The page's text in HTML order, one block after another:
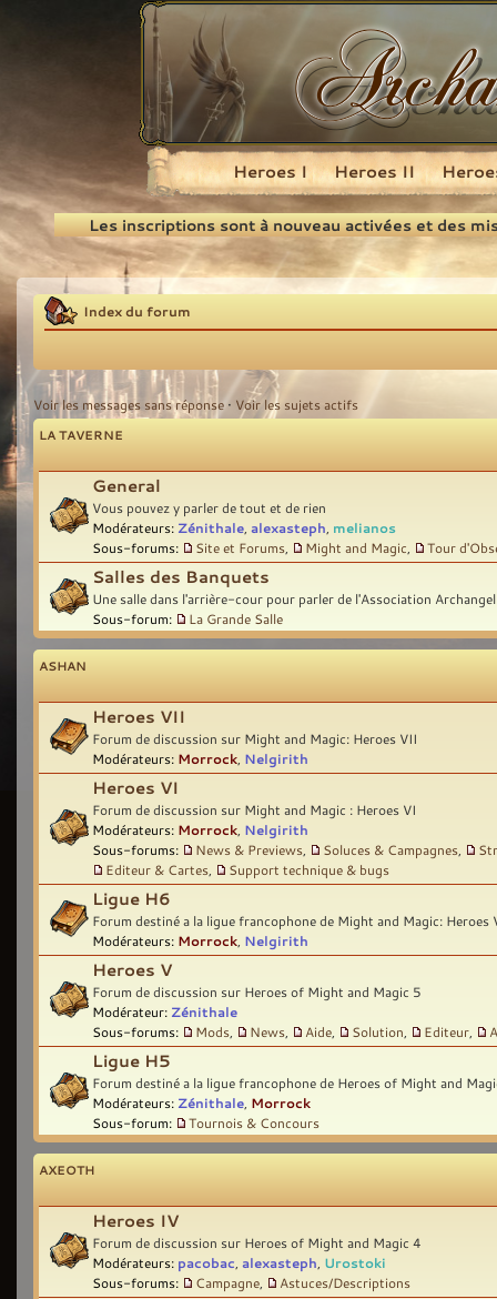
Recherche
Heroes I Heroes II
Les inscriptions sont à nouveau activées et des
Index du forum
Voir les messages sans réponse • Voir les sujets actifs
LA TAVERNE
General
Vous pouvez y parler de tout et de rien
Modérateurs: Zénithale alexasteph melianos
Sous-forums:
Site et Forums Might and Magic Tour
Salles des Banquets
Une salle dans l'arrière-cour pour parler de l'Association
Sous-forum:
La Grande Salle
ASHAN
Heroes VII
Forum de discussion sur Might and Magic: Heroes VII
Modérateurs: Morrock Nelgirith
Heroes VI
Forum de discussion sur Might and Magic : Heroes VI
Modérateurs: Morrock Nelgirith
Sous-forums:
News & Previews Soluces & Campagnes
Editeur & Cartes
Support technique & bugs
Ligue H6
Forum destiné a la ligue francophone de Might and Magic: Heroes
Modérateurs: Morrock Nelgirith
Heroes V
Forum de discussion sur Heroes of Might and Magic 5
Modérateur: Zénithale
Sous-forums:
Mods News Aide Solution Editeur
Ligue H5
Forum destiné a la ligue francophone de Heroes of Might and
Modérateurs: Zénithale Morrock
Sous-forum:
Tournois & Concours
AXEOTH
Heroes IV
Forum de discussion sur Heroes of Might and Magic 4
Modérateurs: pacobac alexasteph Urostoki
Sous-forums:
Campagne Astuces/Descriptions